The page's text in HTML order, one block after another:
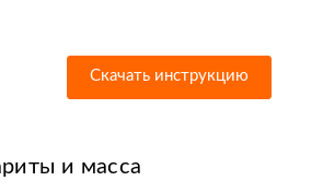
Скачать инструкцию
и масса